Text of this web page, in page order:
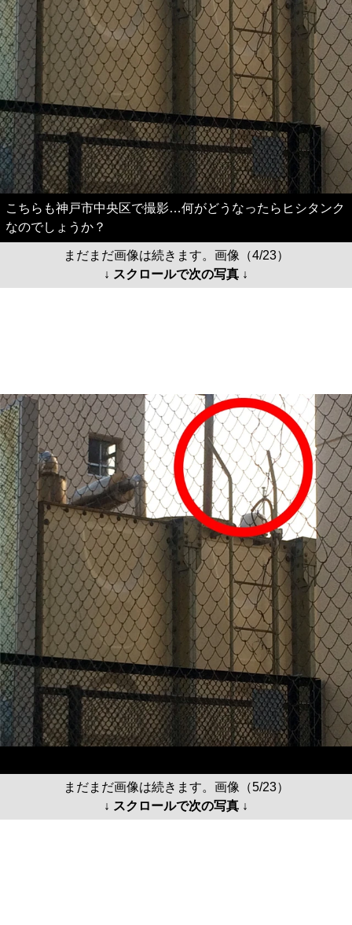
こちらも神戸市中央区で撮影…何がどうなったらヒシタンク
なのでしょうか？
まだまだ画像は続きます。画像（4/23）
↓ スクロールで次の写真 ↓
まだまだ画像は続きます。画像（5/23）
↓ スクロールで次の写真 ↓